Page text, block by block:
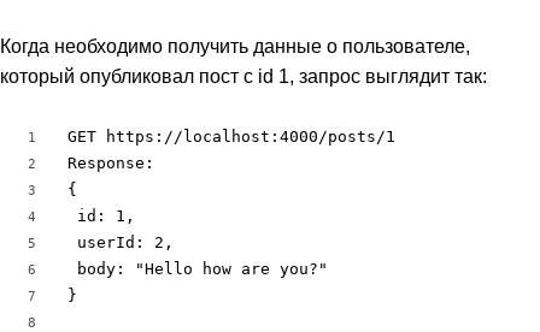
Когда необходимо получить данные о пользователе,
который опубликовал пост с id 1, запрос выглядит так:
1
2
3
4
5
6
7
8
GET https://localhost:4000/posts/1
Response:
{
id: 1,
userId: 2,
body: "Hello how are you?"
}